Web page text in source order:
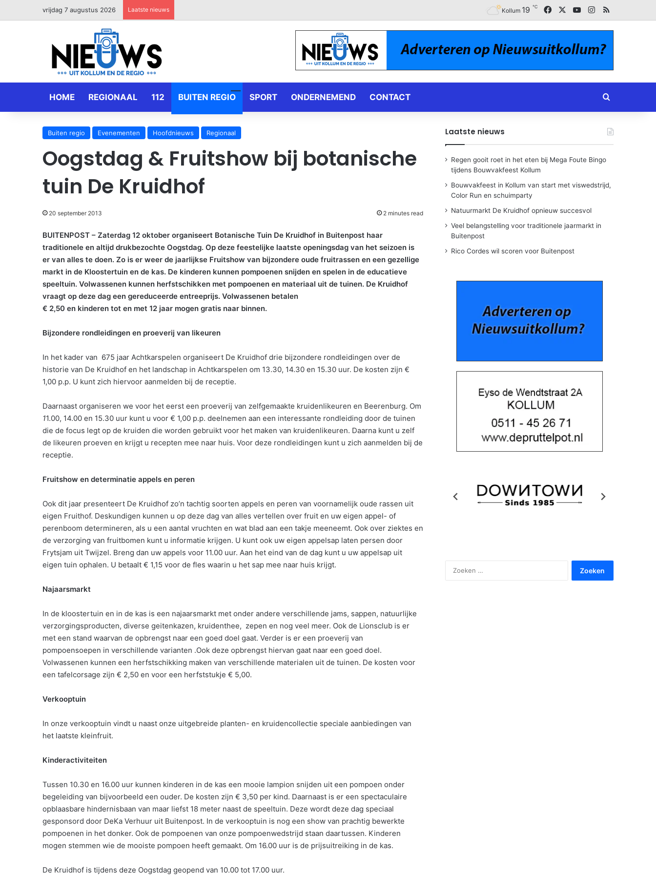
vrijdag 7 augustus 2026 Laatste nieuws Kollum 19 ℃ FacebookYouTubeInstagram
RSS
HOME REGIONAAL 112 BUITEN REGIO SPORT ONDERNEMEND CONTACT Zoeken naar
Buiten regio Evenementen Hoofdnieuws Regionaal
Oogstdag & Fruitshow bij botanische
tuin De Kruidhof
20 september 2013 2 minutes read
BUITENPOST – Zaterdag 12 oktober organiseert Botanische Tuin De Kruidhof in Buitenpost haar
traditionele en altijd drukbezochte Oogstdag. Op deze feestelijke laatste openingsdag van het seizoen is
er van alles te doen. Zo is er weer de jaarlijkse Fruitshow van bijzondere oude fruitrassen en een gezellige
markt in de Kloostertuin en de kas. De kinderen kunnen pompoenen snijden en spelen in de educatieve
speeltuin. Volwassenen kunnen herfstschikken met pompoenen en materiaal uit de tuinen. De Kruidhof
vraagt op deze dag een gereduceerde entreeprijs. Volwassenen betalen
€ 2,50 en kinderen tot en met 12 jaar mogen gratis naar binnen.
Bijzondere rondleidingen en proeverij van likeuren
In het kader van 675 jaar Achtkarspelen organiseert De Kruidhof drie bijzondere rondleidingen over de
historie van De Kruidhof en het landschap in Achtkarspelen om 13.30, 14.30 en 15.30 uur. De kosten zijn €
1,00 p.p. U kunt zich hiervoor aanmelden bij de receptie.
Daarnaast organiseren we voor het eerst een proeverij van zelfgemaakte kruidenlikeuren en Beerenburg. Om
11.00, 14.00 en 15.30 uur kunt u voor € 1,00 p.p. deelnemen aan een interessante rondleiding door de tuinen
die de focus legt op de kruiden die worden gebruikt voor het maken van kruidenlikeuren. Daarna kunt u zelf
de likeuren proeven en krijgt u recepten mee naar huis. Voor deze rondleidingen kunt u zich aanmelden bij de
receptie.
Fruitshow en determinatie appels en peren
Ook dit jaar presenteert De Kruidhof zo’n tachtig soorten appels en peren van voornamelijk oude rassen uit
eigen Fruithof. Deskundigen kunnen u op deze dag van alles vertellen over fruit en uw eigen appel- of
perenboom determineren, als u een aantal vruchten en wat blad aan een takje meeneemt. Ook over ziektes en
de verzorging van fruitbomen kunt u informatie krijgen. U kunt ook uw eigen appelsap laten persen door
Frytsjam uit Twijzel. Breng dan uw appels voor 11.00 uur. Aan het eind van de dag kunt u uw appelsap uit
eigen tuin ophalen. U betaalt € 1,15 voor de fles waarin u het sap mee naar huis krijgt.
Najaarsmarkt
In de kloostertuin en in de kas is een najaarsmarkt met onder andere verschillende jams, sappen, natuurlijke
verzorgingsproducten, diverse geitenkazen, kruidenthee, zepen en nog veel meer. Ook de Lionsclub is er
met een stand waarvan de opbrengst naar een goed doel gaat. Verder is er een proeverij van
pompoensoepen in verschillende varianten .Ook deze opbrengst hiervan gaat naar een goed doel.
Volwassenen kunnen een herfstschikking maken van verschillende materialen uit de tuinen. De kosten voor
een tafelcorsage zijn € 2,50 en voor een herfststukje € 5,00.
Verkooptuin
In onze verkooptuin vindt u naast onze uitgebreide planten- en kruidencollectie speciale aanbiedingen van
het laatste kleinfruit.
Kinderactiviteiten
Tussen 10.30 en 16.00 uur kunnen kinderen in de kas een mooie lampion snijden uit een pompoen onder
begeleiding van bijvoorbeeld een ouder. De kosten zijn € 3,50 per kind. Daarnaast is er een spectaculaire
opblaasbare hindernisbaan van maar liefst 18 meter naast de speeltuin. Deze wordt deze dag speciaal
gesponsord door DeKa Verhuur uit Buitenpost. In de verkooptuin is nog een show van prachtig bewerkte
pompoenen in het donker. Ook de pompoenen van onze pompoenwedstrijd staan daartussen. Kinderen
mogen stemmen wie de mooiste pompoen heeft gemaakt. Om 16.00 uur is de prijsuitreiking in de kas.
De Kruidhof is tijdens deze Oogstdag geopend van 10.00 tot 17.00 uur.
Laatste nieuws
Regen gooit roet in het eten bij Mega Foute Bingo
tijdens Bouwvakfeest Kollum
Bouwvakfeest in Kollum van start met viswedstrijd,
Color Run en schuimparty
Natuurmarkt De Kruidhof opnieuw succesvol
Veel belangstelling voor traditionele jaarmarkt in
Buitenpost
Rico Cordes wil scoren voor Buitenpost
naar: